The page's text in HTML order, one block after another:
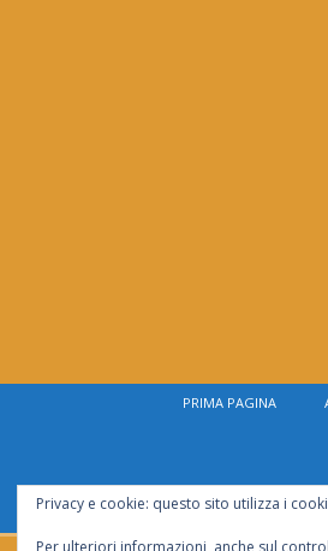
PRIMA PAGINA
SFOGLIA LA PULCE
Privacy e cookie: questo sito utilizza i
Per ulteriori informazioni, anche sul